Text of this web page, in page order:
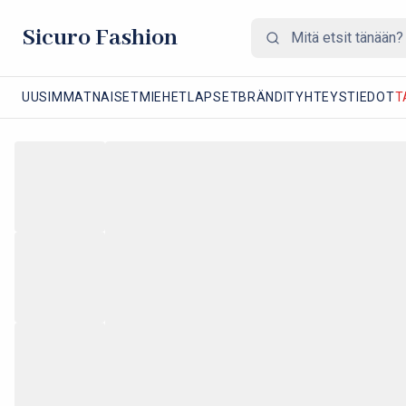
Sicuro Fashion
UUSIMMATNAISETMIEHETLAPSETBRÄNDITYHTEYSTIEDOT